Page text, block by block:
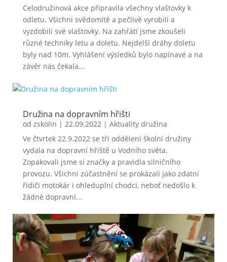
Celodružinová akce připravila všechny vlaštovky k
odletu. Všichni svědomitě a pečlivě vyrobili a
vyzdobili své vlaštovky. Na zahřátí jsme zkoušeli
různé techniky letu a doletu. Nejdelší dráhy doletu
byly nad 10m. Vyhlášení výsledků bylo napínavé a na
závěr nás čekala...
Družina na dopravním hřišti
od zskolin | 22.09.2022 | Aktuality družina
Ve čtvrtek 22.9.2022 se tři oddělení školní družiny
vydala na dopravní hřiště u Vodního světa.
Zopakovali jsme si značky a pravidla silničního
provozu. Všichni zúčastnění se prokázali jako zdatní
řidiči motokár i ohleduplní chodci, neboť nedošlo k
žádné dopravní...